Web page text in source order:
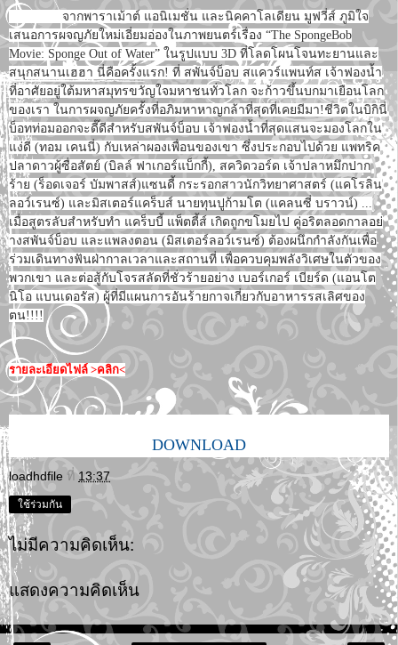
จากพาราเม้าต์ แอนิเมชั่น และนิคคาโลเดียน มูฟวี่ส์ ภูมิใจ
เสนอการผจญภัยใหม่เอี่ยมอ่องในภาพยนตร์เรื่อง “The SpongeBob
Movie: Sponge Out of Water” ในรูปแบบ 3D ที่โลดโผนโจนทะยานและ
สนุกสนานเฮฮา นี่คือครั้งแรก! ที่ สพันจ์บ็อบ สแควร์แพนท์ส เจ้าฟองน้ำ
ที่อาศัยอยู่ใต้มหาสมุทรขวัญใจมหาชนทั่วโลก จะก้าวขึ้นบกมาเยือนโลก
ของเรา ในการผจญภัยครั้งที่อภิมหาหาญกล้าที่สุดที่เคยมีมา!ชีวิตในบิกินี่
บ็อทท่อมออกจะดี๊ดีสำหรับสพันจ์บ็อบ เจ้าฟองน้ำที่สุดแสนจะมองโลกใน
แง่ดี (ทอม เคนนี่) กับเหล่าผองเพื่อนของเขา ซึ่งประกอบไปด้วย แพทริค
ปลาดาวผู้ซื่อสัตย์ (บิลล์ ฟาเกอร์แบ็กกี้), สควิดวอร์ด เจ้าปลาหมึกปาก
ร้าย (ร็อดเจอร์ บัมพาสส์)แซนดี้ กระรอกสาวนักวิทยาศาสตร์ (แคโรลิน
ลอว์เรนซ์) และมิสเตอร์แคร็บส์ นายทุนปูก้ามโต (แคลนซี่ บราวน์) ...
เมื่อสูตรลับสำหรับทำ แคร็บบี้ แพ็ตตี้ส์ เกิดถูกขโมยไป คู่อริตลอดกาลอย่
างสพันจ์บ็อบ และแพลงตอน (มิสเตอร์ลอว์เรนซ์) ต้องผนึกกำลังกันเพื่อ
ร่วมเดินทางฟันฝ่ากาลเวลาและสถานที่ เพื่อควบคุมพลังวิเศษในตัวของ
พวกเขา และต่อสู้กับโจรสลัดที่ชั่วร้ายอย่าง เบอร์เกอร์ เบียร์ด (แอนโต
นิโอ แบนเดอรัส) ผู้ที่มีแผนการอันร้ายกาจเกี่ยวกับอาหารรสเลิศของ
ตน!!!!
รายละเอียดไฟล์ >คลิก<
DOWNLOAD
loadhdfile ที่ 13:37
ใช้ร่วมกัน
ไม่มีความคิดเห็น:
แสดงความคิดเห็น